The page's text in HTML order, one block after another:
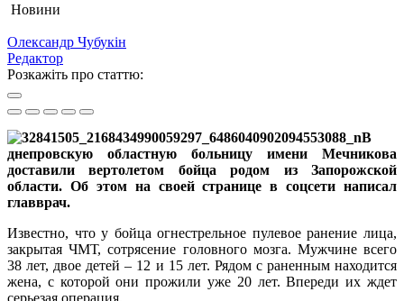
Новини
Олександр Чубукін
Редактор
Розкажіть про статтю:
В
днепровскую областную больницу имени Мечникова
доставили вертолетом бойца родом из Запорожской
области. Об этом на своей странице в соцсети написал
главврач.
Известно, что у бойца огнестрельное пулевое ранение лица,
закрытая ЧМТ, сотрясение головного мозга. Мужчине всего
38 лет, двое детей – 12 и 15 лет. Рядом с раненным находится
жена, с которой они прожили уже 20 лет. Впереди их ждет
серьезая операция.